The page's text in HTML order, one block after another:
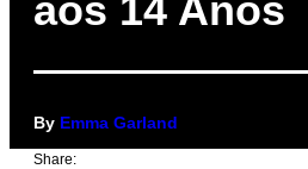
aos 14 Anos
By Emma Garland
Share: